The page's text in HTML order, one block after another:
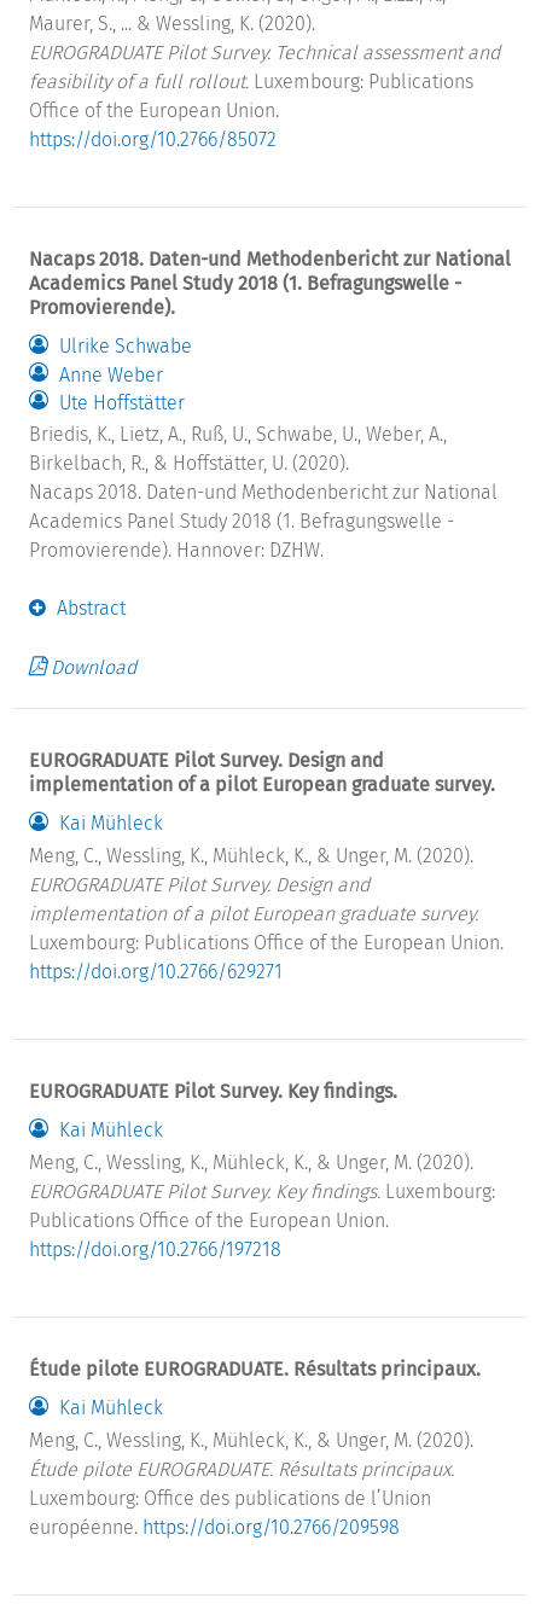
Maurer, S., ... & Wessling, K. (2020).
EUROGRADUATE Pilot Survey. Technical assessment and
feasibility of a full rollout. Luxembourg: Publications
Office of the European Union.
https://doi.org/10.2766/85072
Nacaps 2018. Daten-und Methodenbericht zur National
Academics Panel Study 2018 (1. Befragungswelle -
Promovierende).
Ulrike Schwabe
Anne Weber
Ute Hoffstätter
Briedis, K., Lietz, A., Ruß, U., Schwabe, U., Weber, A.,
Birkelbach, R., & Hoffstätter, U. (2020).
Nacaps 2018. Daten-und Methodenbericht zur National
Academics Panel Study 2018 (1. Befragungswelle -
Promovierende). Hannover: DZHW.
Abstract
Download
EUROGRADUATE Pilot Survey. Design and
implementation of a pilot European graduate survey.
Kai Mühleck
Meng, C., Wessling, K., Mühleck, K., & Unger, M. (2020).
EUROGRADUATE Pilot Survey. Design and
implementation of a pilot European graduate survey.
Luxembourg: Publications Office of the European Union.
https://doi.org/10.2766/629271
EUROGRADUATE Pilot Survey. Key findings.
Kai Mühleck
Meng, C., Wessling, K., Mühleck, K., & Unger, M. (2020).
EUROGRADUATE Pilot Survey. Key findings. Luxembourg:
Publications Office of the European Union.
https://doi.org/10.2766/197218
Étude pilote EUROGRADUATE. Résultats principaux.
Kai Mühleck
Meng, C., Wessling, K., Mühleck, K., & Unger, M. (2020).
Étude pilote EUROGRADUATE. Résultats principaux.
Luxembourg: Office des publications de l’Union
européenne. https://doi.org/10.2766/209598